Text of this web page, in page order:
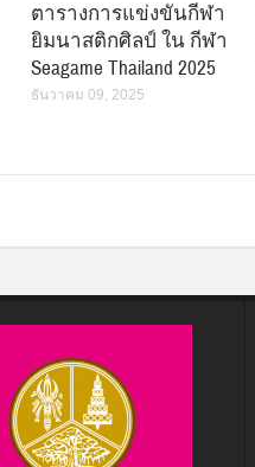
ตารางการแข่งขันกีฬา
ยิมนาสติกศิลป์ ใน กีฬา
Seagame Thailand 2025
ธันวาคม 09, 2025